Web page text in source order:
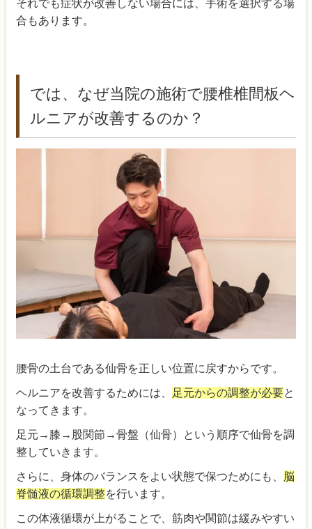
それでも症状が改善しない場合には、手術を選択する場
合もあります。
では、なぜ当院の施術で腰椎椎間板ヘ
ルニアが改善するのか？
腰骨の土台である仙骨を正しい位置に戻すからです。
ヘルニアを改善するためには、 足元からの調整が必要と
なってきます。
足元→膝→股関節→骨盤（仙骨）という順序で仙骨を調
整していきます。
さらに、身体のバランスをよい状態で保つためにも、
脳
脊髄液の循環調整を行います。
この体液循環が上がることで、筋肉や関節は緩みやすい